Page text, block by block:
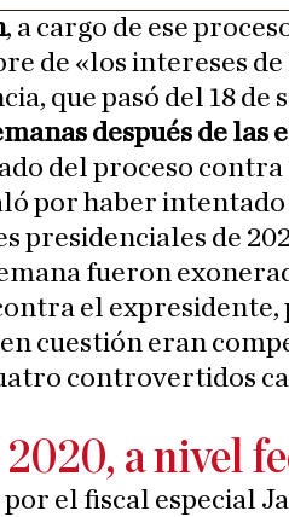
, a cargo de ese
de «los intereses
que pasó del 18 de
después de las
del proceso contra
por haber
presidenciales de
fueron
el expresidente,
cuestión eran
controvertidos
a nivel
el fiscal especial